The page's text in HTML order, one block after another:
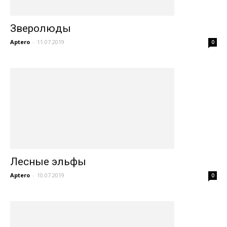
Зверолюды
Aptero - 11.07.2019 0
Лесные эльфы
Aptero - 10.07.2019 0